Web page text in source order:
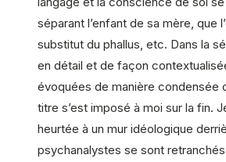
séparant l’enfant de sa mère, que
substitut du phallus, etc. Dans la
en détail et de façon
évoquées de manière condensée
titre s’est imposé à moi sur la fin.
heurtée à un mur idéologique
psychanalystes se sont